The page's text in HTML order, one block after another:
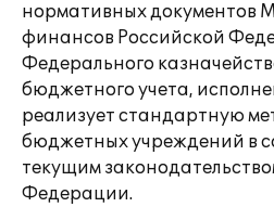
нормативных документов
финансов Российской
Федерального
бюджетного учета,
реализует стандартную
бюджетных учреждений в
текущим
Федерации.